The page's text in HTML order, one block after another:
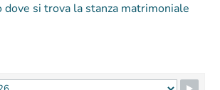
si trova la stanza matrimoniale